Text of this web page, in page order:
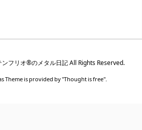
ンフリオ®のメタル日記All Rights Reserved.
Theme is provided by "Thought is free".